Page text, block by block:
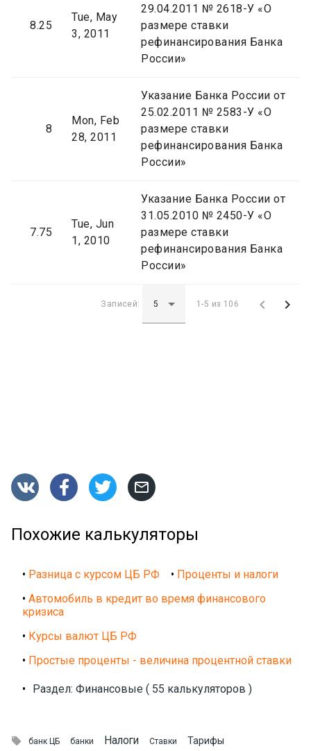
8.25
Tue, May
3, 2011
29.04.2011 № 2618-У «О
размере ставки
рефинансирования Банка
России»
8
Mon, Feb
28, 2011
Указание Банка России от
25.02.2011 № 2583-У «О
размере ставки
рефинансирования Банка
России»
7.75
Tue, Jun
1, 2010
Указание Банка России от
31.05.2010 № 2450-У «О
размере ставки
рефинансирования Банка
России»
Записей: 1-5 из 106  
   
Похожие калькуляторы
• Разница с курсом ЦБ РФ • Проценты и налоги
• Автомобиль в кредит во время финансового
кризиса
• Курсы валют ЦБ РФ
• Простые проценты - величина процентной ставки
• Раздел: Финансовые ( 55 калькуляторов )
 банк ЦБ банки Налоги Ставки Тарифы